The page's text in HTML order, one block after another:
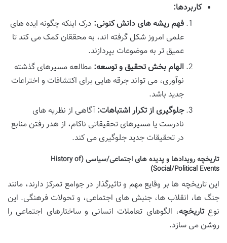
کاربردها:
فهم ریشه های دانش کنونی: درک اینکه چگونه ایده های
علمی امروز شکل گرفته اند، به محققان کمک می کند تا
عمیق تر به موضوعات بپردازند.
الهام بخش تحقیق و توسعه: مطالعه مسیرهای گذشته
نوآوری، می تواند جرقه هایی برای اکتشافات و اختراعات
جدید باشد.
جلوگیری از تکرار اشتباهات: آگاهی از نظریه های
نادرست یا مسیرهای تحقیقاتی ناکام، از هدر رفتن منابع
در تحقیقات جدید جلوگیری می کند.
تاریخچه رویدادها و پدیده های اجتماعی/سیاسی (History of
Social/Political Events)
این تاریخچه ها بر وقایع مهم و تاثیرگذار در جوامع تمرکز دارند، مانند
جنگ ها، انقلاب ها، جنبش های اجتماعی، و تحولات فرهنگی. این
نوعتاریخچه، الگوهای تعاملات انسانی و ساختارهای اجتماعی را
روشن می سازد.